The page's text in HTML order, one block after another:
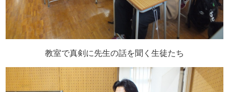
教室で真剣に先生の話を聞く生徒たち